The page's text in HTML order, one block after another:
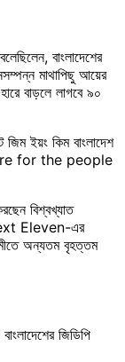
বাংলাদেশের
মাথাপিছু আয়ের
বাড়লে লাগবে ৯০
জিম ইয়ং কিম বাংলাদেশ
for the people
বিশ্বখ্যাত
Next Eleven-এর
অন্যতম বৃহত্তম
জিডিপি